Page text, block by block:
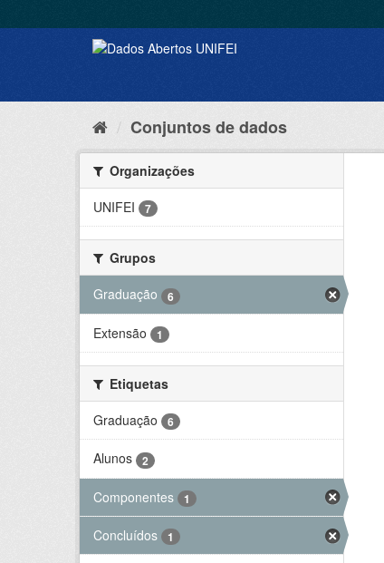
Conjuntos de dados
Organizações
UNIFEI
7
Grupos
Graduação
6
Extensão 1
Etiquetas
Graduação
6
Alunos 2
Componentes 1
Concluídos 1